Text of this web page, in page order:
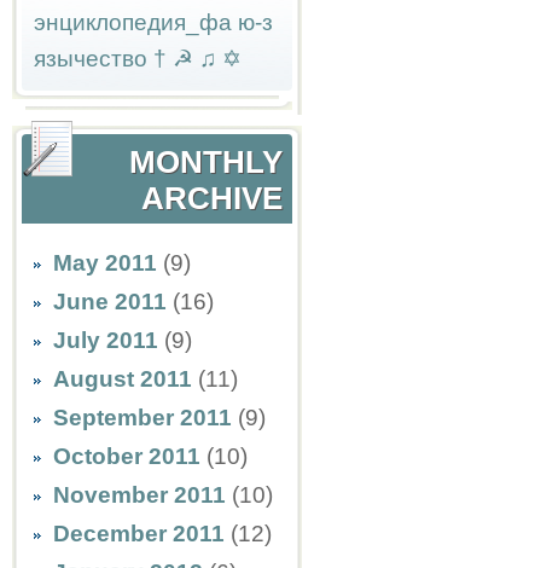
энциклопедия_фа ю-з
язычество † ☭ ♫ ✡
MONTHLY
ARCHIVE
May 2011 (9)
June 2011 (16)
July 2011 (9)
August 2011 (11)
September 2011 (9)
October 2011 (10)
November 2011 (10)
December 2011 (12)